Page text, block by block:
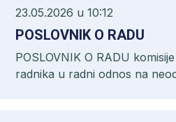
23.05.2026 u 10:12
POSLOVNIK O RADU
POSLOVNIK O RADU
radnika u radni odnos na